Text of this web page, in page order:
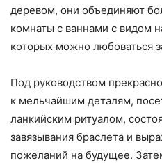
деревом, они объединяют
комнаты с ваннами с видом
которых можно любоваться
Под руководством
к мельчайшим деталям,
ланкийским ритуалом,
завязывания браслета и
пожеланий на будущее.